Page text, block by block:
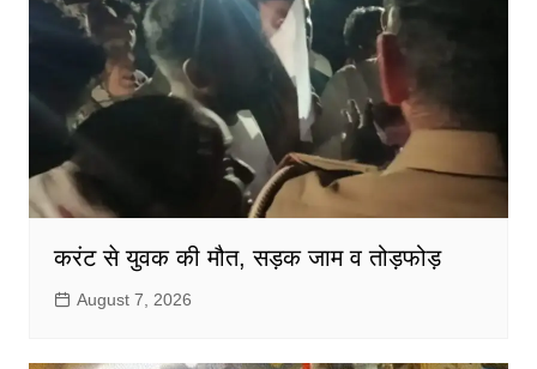
करंट से युवक की मौत, सड़क जाम व तोड़फोड़
August 7, 2026